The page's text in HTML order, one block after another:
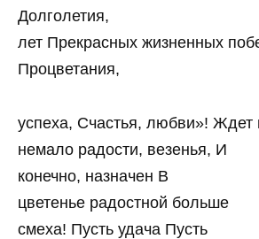
Долголетия,
лет Прекрасных жизненных
Процветания,
успеха, Счастья, любви»! Ждет
немало радости, везенья, И
конечно, назначен В
цветенье радостной больше
смеха! Пусть удача Пусть